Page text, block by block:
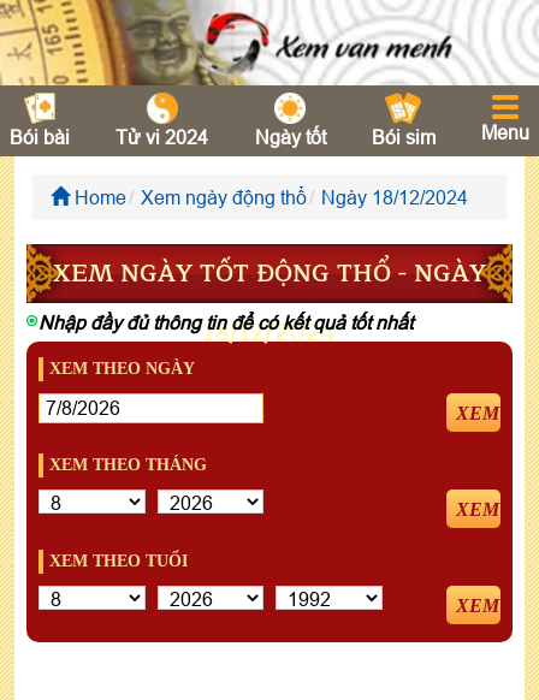
Bói bài Tử vi 2024 Ngày tốt Bói sim Menu
Home Xem ngày động thổ Ngày 18/12/2024
XEM NGÀY TỐT ĐỘNG THỔ - NGÀY
18/12/2024
Nhập đầy đủ thông tin để có kết quả tốt nhất
XEM THEO NGÀY
XEM
XEM THEO THÁNG
XEM
XEM THEO TUỔI
XEM